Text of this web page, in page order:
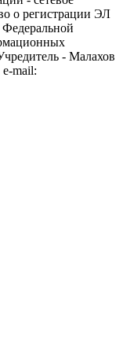
о регистрации ЭЛ
- Малахов
mail: